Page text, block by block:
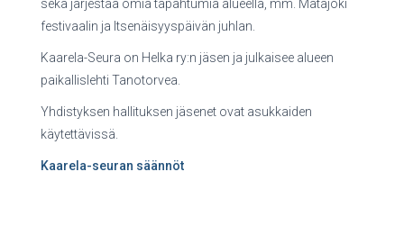
sekä järjestää omia tapahtumia alueella, mm. Mätäjoki
festivaalin ja Itsenäisyyspäivän juhlan.
Kaarela-Seura on Helka ry:n jäsen ja julkaisee alueen
paikallislehti Tanotorvea.
Yhdistyksen hallituksen jäsenet ovat asukkaiden
käytettävissä.
Kaarela-seuran säännöt